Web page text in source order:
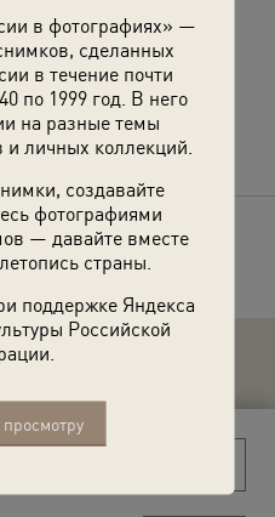
в фотографиях» —
сделанных
в течение почти
по 1999 год. В него
на разные темы
личных коллекций.
создавайте
фотографиями
— давайте вместе
страны.
поддержке Яндекса
Российской
Карлова
этим снимком.
об этом фото